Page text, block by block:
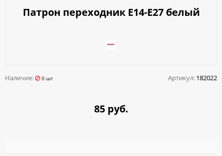
Патрон переходник E14-E27 белый
Наличие: 0 шт Артикул: 182022
85 руб.